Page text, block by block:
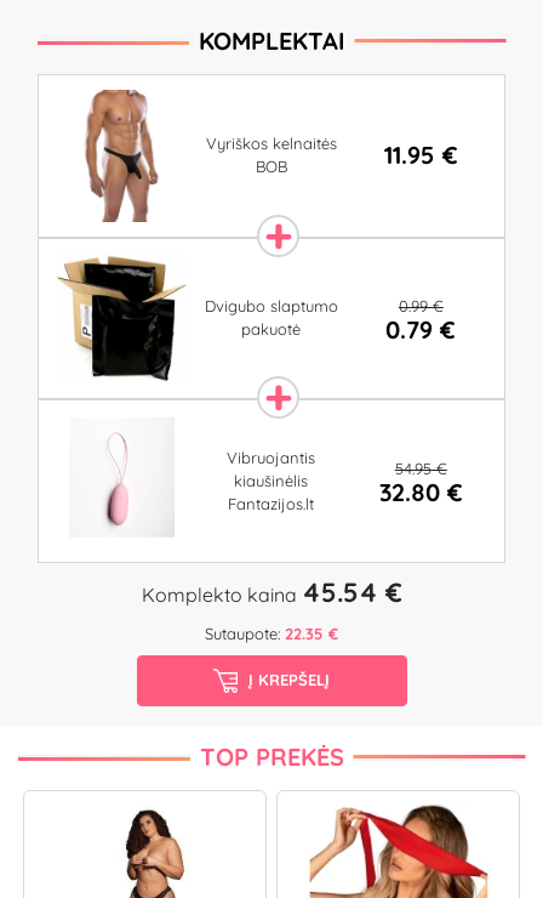
KOMPLEKTAI
Vyriškos kelnaitės
BOB
11.95 €
Dvigubo slaptumo
pakuotė
0.99 €
0.79 €
Vibruojantis
kiaušinėlis
Fantazijos.lt
54.95 €
32.80 €
Komplekto kaina 45.54 €
Sutaupote: 22.35 €
Į KREPŠELĮ
TOP PREKĖS